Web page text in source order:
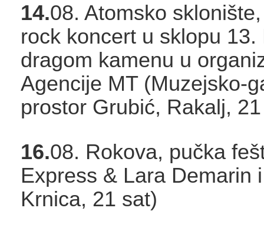
14.08. Atomsko
rock koncert u sklopu 13.
dragom kamenu u
Agencije MT (Muzejsko-
prostor Grubić, Rakalj,
16.08. Rokova, pučka
Express & Lara Demarin
Krnica, 21 sat)